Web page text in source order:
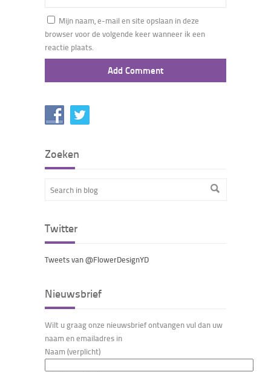
Mijn naam, e-mail en site opslaan in deze
browser voor de volgende keer wanneer ik een
reactie plaats.
Zoeken
Twitter
Tweets van @FlowerDesignYD
Nieuwsbrief
Wilt u graag onze nieuwsbrief ontvangen vul dan uw
naam en emailadres in
Naam (verplicht)